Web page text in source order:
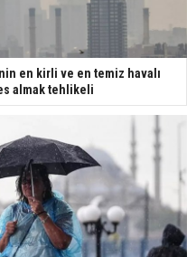
en kirli ve en temiz havalı
almak tehlikeli